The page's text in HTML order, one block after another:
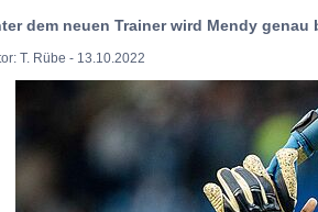
dem neuen Trainer wird Mendy genau
T. Rübe - 13.10.2022